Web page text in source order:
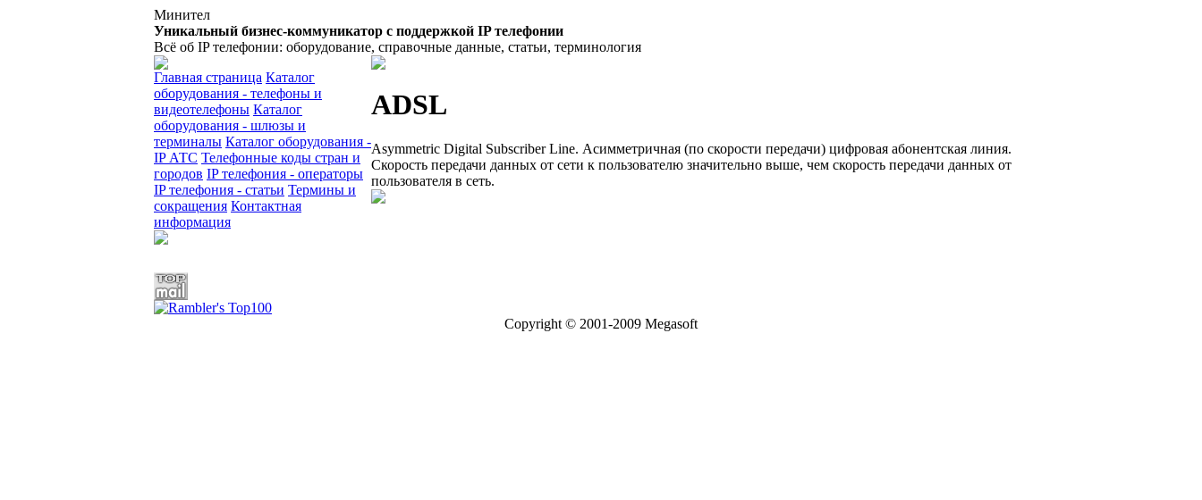
Минител
Уникальный бизнес-коммуникатор с поддержкой IP телефонии
Всё об IP телефонии: оборудование, справочные данные, статьи, терминология
Главная страница Каталог
оборудования - телефоны и
видеотелефоны Каталог
оборудования - шлюзы и
терминалы Каталог оборудования -
IP АТС Телефонные коды стран и
городов IP телефония - операторы
IP телефония - статьи Термины и
сокращения Контактная
информация
ADSL
Asymmetric Digital Subscriber Line. Асимметричная (по скорости передачи) цифровая абонентская линия.
Скорость передачи данных от сети к пользователю значительно выше, чем скорость передачи данных от
пользователя в сеть.
Copyright © 2001-2009 Megasoft